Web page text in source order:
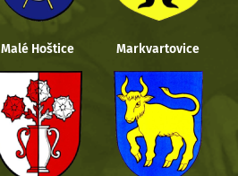
Malé Hoštice Markvartovice